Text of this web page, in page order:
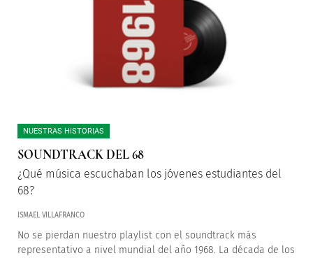
NUESTRAS HISTORIAS
SOUNDTRACK DEL 68
¿Qué música escuchaban los jóvenes estudiantes del
68?
ISMAEL VILLAFRANCO
No se pierdan nuestro playlist con el soundtrack más
representativo a nivel mundial del año 1968. La década de los